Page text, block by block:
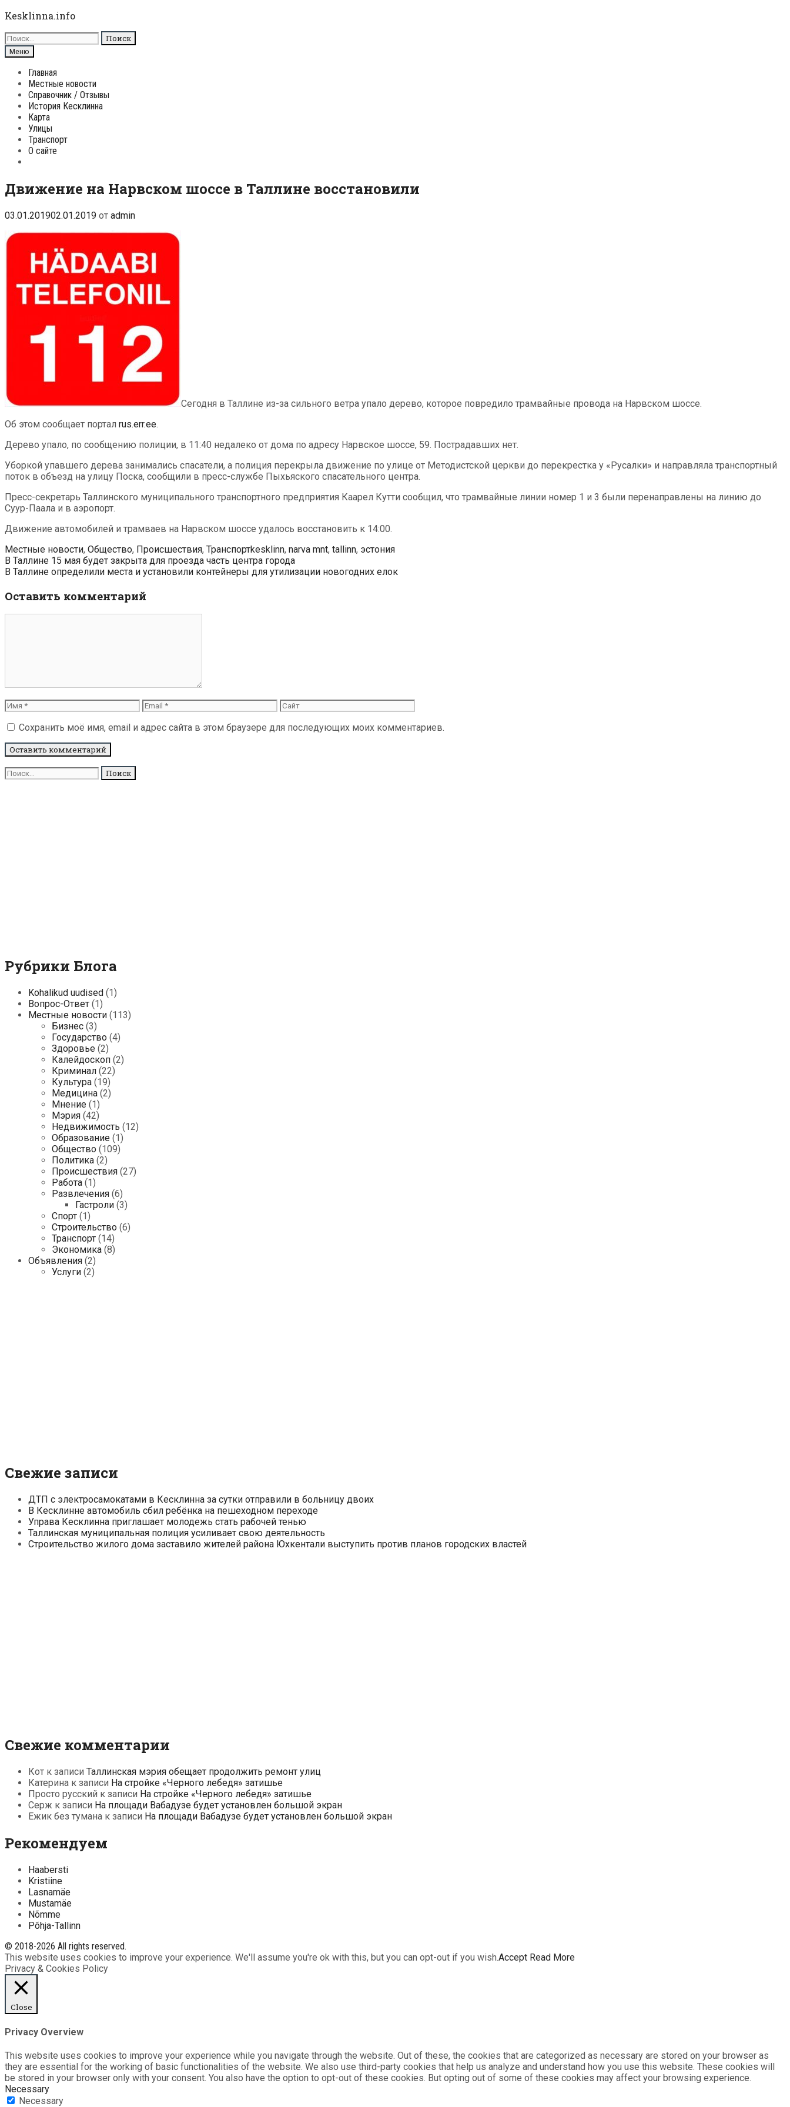
Перейти
содержимому
Kesklinna.info
Поиск
для:
Поиск
Меню
Главная
Местные новости
Справочник / Отзывы
История Кесклинна
Карта
Улицы
Транспорт
О сайте
Движение на Нарвском шоссе в Таллине восстановили
03.01.201902.01.2019 от admin
Сегодня в Таллине из-за сильного ветра упало дерево, которое повредило трамвайные провода на Нарвском шоссе.
Об этом сообщает портал rus.err.ee.
Дерево упало, по сообщению полиции, в 11:40 недалеко от дома по адресу Нарвское шоссе, 59. Пострадавших нет.
Уборкой упавшего дерева занимались спасатели, а полиция перекрыла движение по улице от Методистской церкви до перекрестка у «Русалки» и направляла транспортный
поток в объезд на улицу Поска, сообщили в пресс-службе Пыхьяского спасательного центра.
Пресс-секретарь Таллинского муниципального транспортного предприятия Каарел Кутти сообщил, что трамвайные линии номер 1 и 3 были перенаправлены на линию до
Суур-Паала и в аэропорт.
Движение автомобилей и трамваев на Нарвском шоссе удалось восстановить к 14:00.
Рубрики
Местные новости, Общество, Происшествия, ТранспортМетки
kesklinn, narva mnt, tallinn, эстония
Навигация
по
В Таллине 15 мая будет закрыта для проезда часть центра города
В Таллине определили места и установили контейнеры для утилизации новогодних елок
Оставить комментарий
Имя Email Сайт
Сохранить моё имя, email и адрес сайта в этом браузере для последующих моих комментариев.
Поиск
для:
Рубрики Блога
Kohalikud uudised (1)
Вопрос-Ответ (1)
Местные новости (113)
Бизнес (3)
Государство (4)
Здоровье (2)
Калейдоскоп (2)
Криминал (22)
Культура (19)
Медицина (2)
Мнение (1)
Мэрия (42)
Недвижимость (12)
Образование (1)
Общество (109)
Политика (2)
Происшествия (27)
Работа (1)
Развлечения (6)
Гастроли (3)
Спорт (1)
Строительство (6)
Транспорт (14)
Экономика (8)
Объявления (2)
Услуги (2)
Свежие записи
ДТП с электросамокатами в Кесклинна за сутки отправили в больницу двоих
В Кесклинне автомобиль сбил ребёнка на пешеходном переходе
Управа Кесклинна приглашает молодежь стать рабочей тенью
Таллинская муниципальная полиция усиливает свою деятельность
Строительство жилого дома заставило жителей района Юхкентали выступить против планов городских властей
Свежие комментарии
Кот к записи Таллинская мэрия обещает продолжить ремонт улиц
Катерина к записи На стройке «Черного лебедя» затишье
Просто русский к записи На стройке «Черного лебедя» затишье
Серж к записи На площади Вабадузе будет установлен большой экран
Ежик без тумана к записи На площади Вабадузе будет установлен большой экран
Рекомендуем
Haabersti
Kristiine
Lasnamäe
Mustamäe
Nõmme
Põhja-Tallinn
© 2018-2026 All rights reserved.
This website uses cookies to improve your experience. We'll assume you're ok with this, but you can opt-out if you wish.Accept Read More
Privacy & Cookies Policy
Close
Privacy Overview
This website uses cookies to improve your experience while you navigate through the website. Out of these, the cookies that are categorized as necessary are stored on your browser as
they are essential for the working of basic functionalities of the website. We also use third-party cookies that help us analyze and understand how you use this website. These cookies will
be stored in your browser only with your consent. You also have the option to opt-out of these cookies. But opting out of some of these cookies may affect your browsing experience.
Necessary
Necessary